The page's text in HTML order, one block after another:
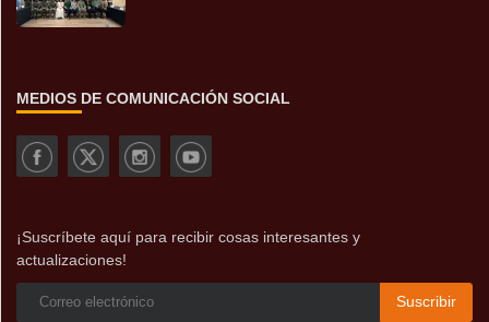
MEDIOS DE COMUNICACIÓN SOCIAL
¡Suscríbete aquí para recibir cosas interesantes y
actualizaciones!
Suscribir